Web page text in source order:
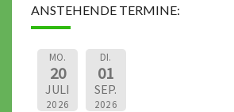
ANSTEHENDE TERMINE:
MO.
20
JULI
2026
DI.
01
SEP.
2026